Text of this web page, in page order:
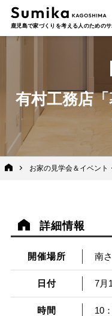
鹿児島で家づくりを考える人のための
有村工務店
お家の見学会＆イベント
詳細情報
開催場所 南
日付 7月
時間 10